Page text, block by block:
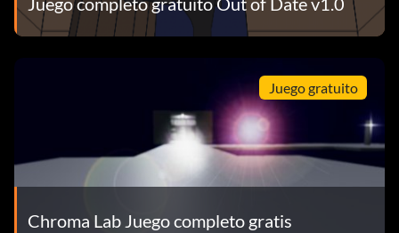
Juego gratuito
Chroma Lab Juego completo gratis